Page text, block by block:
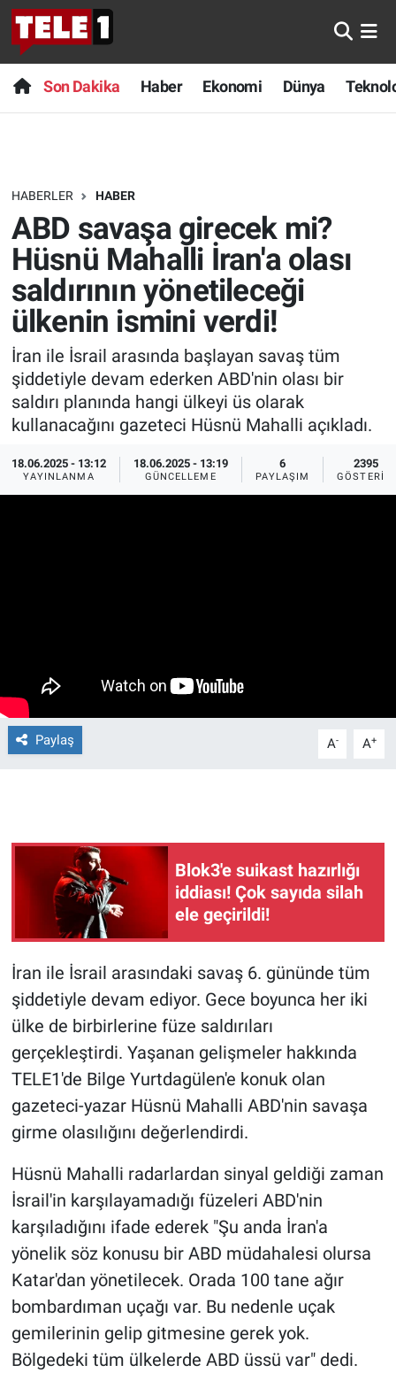
Son Dakika Haber Ekonomi Dünya
HABERLER HABER
ABD savaşa girecek mi?
Hüsnü Mahalli İran'a olası
saldırının yönetileceği
ülkenin ismini verdi!
İran ile İsrail arasında başlayan savaş tüm
şiddetiyle devam ederken ABD'nin olası bir
saldırı planında hangi ülkeyi üs olarak
kullanacağını gazeteci Hüsnü Mahalli açıkladı.
18.06.2025 - 13:12
YAYINLANMA
18.06.2025 - 13:19
GÜNCELLEME
6
PAYLAŞIM
2395
GÖSTERIM
Paylaş A- A+
Blok3'e suikast hazırlığı
iddiası! Çok sayıda silah
ele geçirildi!
İran ile İsrail arasındaki savaş 6. gününde tüm
şiddetiyle devam ediyor. Gece boyunca her iki
ülke de birbirlerine füze saldırıları
gerçekleştirdi. Yaşanan gelişmeler hakkında
TELE1'de Bilge Yurtdagülen'e konuk olan
gazeteci-yazar Hüsnü Mahalli ABD'nin savaşa
girme olasılığını değerlendirdi.
Hüsnü Mahalli radarlardan sinyal geldiği zaman
İsrail'in karşılayamadığı füzeleri ABD'nin
karşıladığını ifade ederek "Şu anda İran'a
yönelik söz konusu bir ABD müdahalesi olursa
Katar'dan yönetilecek. Orada 100 tane ağır
bombardıman uçağı var. Bu nedenle uçak
gemilerinin gelip gitmesine gerek yok.
Bölgedeki tüm ülkelerde ABD üssü var" dedi.
Anında Manşet
Başka Sohbetler
Bilim turu
Bilim ve Teknoloji Evreni
Doğa Konuşuyor
Dünya
Ege Saati
Ege'den Esintiler
Eğitim
Gün Başlıyor
Gün Bitiyor
Günün görüntüsü
Haber
İlan
Kimdir
Koronavirüs
Kültür Sanat
Nedir
Popüler
Programlar
Sağlık
Son Dakika
Haber
Dünya
Teknoloji
Sağlık
Spor
Yayın Akışı
İletişim
Nöbetçi Eczaneler
Hava Durumu
Trafik Durumu
Süper Lig Puan Durumu ve Fikstür
Tüm Manşetler
Son Dakika Haberleri
Haber Arşivi